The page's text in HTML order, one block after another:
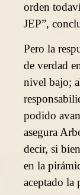
orden
JEP”,
Pero la
de verdad
nivel bajo;
podido
asegura
decir, si
en la
aceptado la